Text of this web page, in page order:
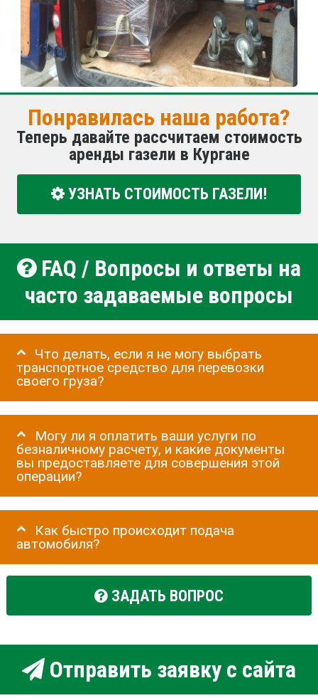
Понравилась наша работа?
Теперь давайте рассчитаем стоимость
аренды газели в Кургане
УЗНАТЬ СТОИМОСТЬ ГАЗЕЛИ!
FAQ / Вопросы и ответы на
часто задаваемые вопросы
Что делать, если я не могу выбрать
транспортное средство для перевозки
своего груза?
Могу ли я оплатить ваши услуги по
безналичному расчету, и какие документы
вы предоставляете для совершения этой
операции?
Как быстро происходит подача
автомобиля?
ЗАДАТЬ ВОПРОС
Отправить заявку с сайта